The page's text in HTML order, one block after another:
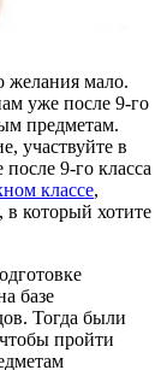
желания мало.
уже после 9-го
предметам.
участвуйте в
9-го класса
классе,
в который хотите
базе
Тогда были
пройти